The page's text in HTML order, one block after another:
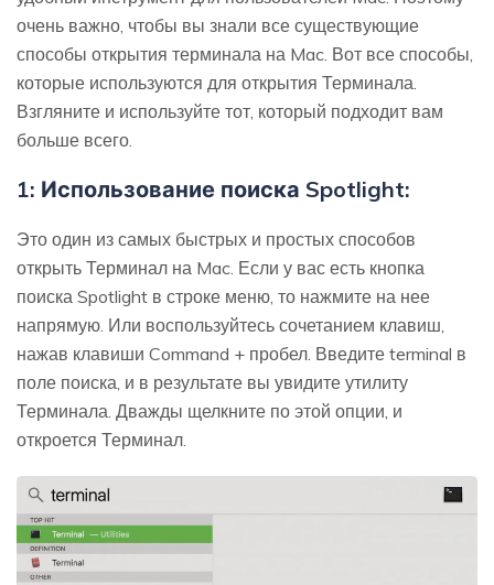
очень важно, чтобы вы знали все существующие
способы открытия терминала на Mac. Вот все способы,
которые используются для открытия Терминала.
Взгляните и используйте тот, который подходит вам
больше всего.
1: Использование поиска Spotlight:
Это один из самых быстрых и простых способов
открыть Терминал на Mac. Если у вас есть кнопка
поиска Spotlight в строке меню, то нажмите на нее
напрямую. Или воспользуйтесь сочетанием клавиш,
нажав клавиши Command + пробел. Введите terminal в
поле поиска, и в результате вы увидите утилиту
Терминала. Дважды щелкните по этой опции, и
откроется Терминал.